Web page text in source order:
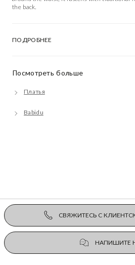
Посмотреть больше
Платья
Babidu
the back.
ПОДРОБНЕЕ
СВЯЖИТЕСЬ С
НАПИШИТЕ